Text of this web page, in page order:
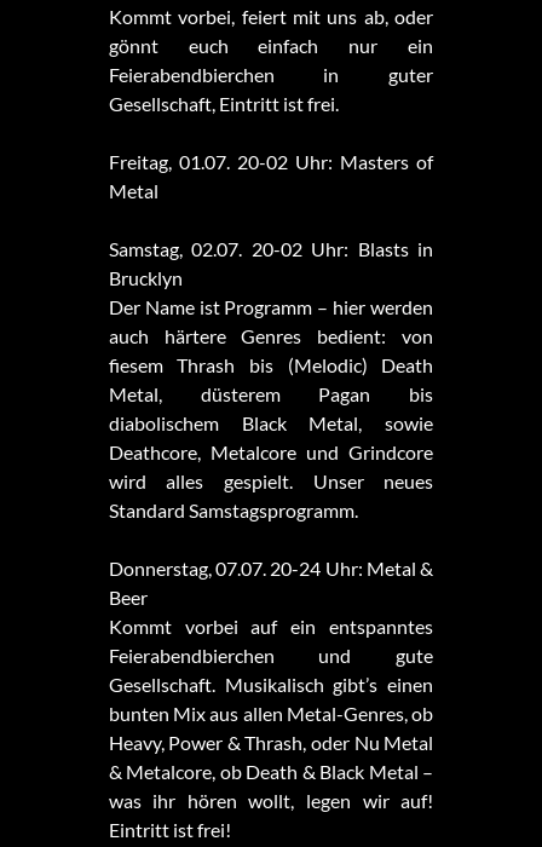
Kommt vorbei, feiert mit uns ab, oder
gönnt euch einfach nur ein
Feierabendbierchen in guter
Gesellschaft, Eintritt ist frei.
Freitag, 01.07. 20-02 Uhr: Masters of
Metal
Samstag, 02.07. 20-02 Uhr: Blasts in
Brucklyn
Der Name ist Programm – hier werden
auch härtere Genres bedient: von
fiesem Thrash bis (Melodic) Death
Metal, düsterem Pagan bis
diabolischem Black Metal, sowie
Deathcore, Metalcore und Grindcore
wird alles gespielt. Unser neues
Standard Samstagsprogramm.
Donnerstag, 07.07. 20-24 Uhr: Metal &
Beer
Kommt vorbei auf ein entspanntes
Feierabendbierchen und gute
Gesellschaft. Musikalisch gibt’s einen
bunten Mix aus allen Metal-Genres, ob
Heavy, Power & Thrash, oder Nu Metal
& Metalcore, ob Death & Black Metal –
was ihr hören wollt, legen wir auf!
Eintritt ist frei!